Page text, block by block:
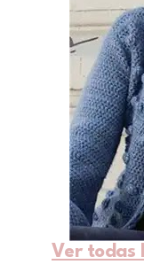
Ver todas